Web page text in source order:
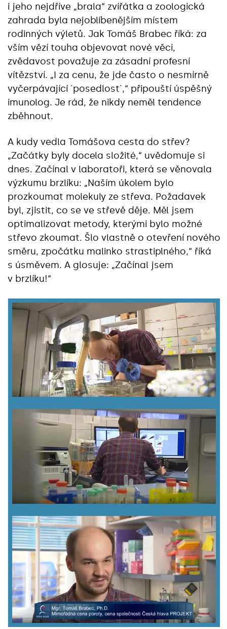
i jeho nejdříve „brala“ zvířátka a zoologická
zahrada byla nejoblíbenějším místem
rodinných výletů. Jak Tomáš Brabec říká: za
vším vězí touha objevovat nové věci,
zvědavost považuje za zásadní profesní
vítězství. „I za cenu, že jde často o nesmírně
vyčerpávající ´posedlost´,“ připouští úspěšný
imunolog. Je rád, že nikdy neměl tendence
zběhnout.
A kudy vedla Tomášova cesta do střev?
„Začátky byly docela složité,“ uvědomuje si
dnes. Začínal v laboratoři, která se věnovala
výzkumu brzlíku: „Naším úkolem bylo
prozkoumat molekuly ze střeva. Požadavek
byl, zjistit, co se ve střevě děje. Měl jsem
optimalizovat metody, kterými bylo možné
střevo zkoumat. Šlo vlastně o otevření nového
směru, zpočátku malinko strastiplného,“ říká
s úsměvem. A glosuje: „Začínal jsem
v brzlíku!“